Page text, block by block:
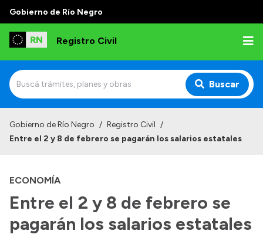
Gobierno de Río Negro
Registro Civil
Buscar
Delegaciones
Estadísticas de hechos vitales
Gobierno de Río Negro / Registro Civil /
Entre el 2 y 8 de febrero se pagarán los salarios estatales
ECONOMÍA
Entre el 2 y 8 de febrero se
pagarán los salarios estatales